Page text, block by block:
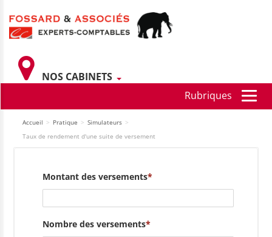
NOS CABINETS
Accueil > Pratique > Simulateurs >
Taux de rendement d'une suite de versement
Montant des versements
Nombre des versements